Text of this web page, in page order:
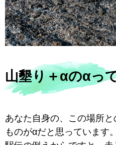
山墾り＋αのαっ
あなた自身の、この場所
ものがαだと思っています。